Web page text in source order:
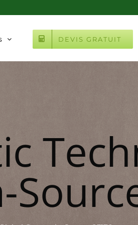
DEVIS GRATUIT